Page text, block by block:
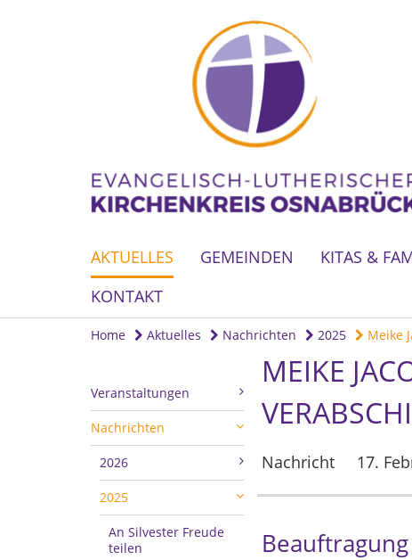
AKTUELLES GEMEINDEN KITAS &
KONTAKT
Home Aktuelles Nachrichten 2025 Meike
Veranstaltungen
Nachrichten
2026
2025
An Silvester Freude
teilen
MEIKE
Nachricht 17.